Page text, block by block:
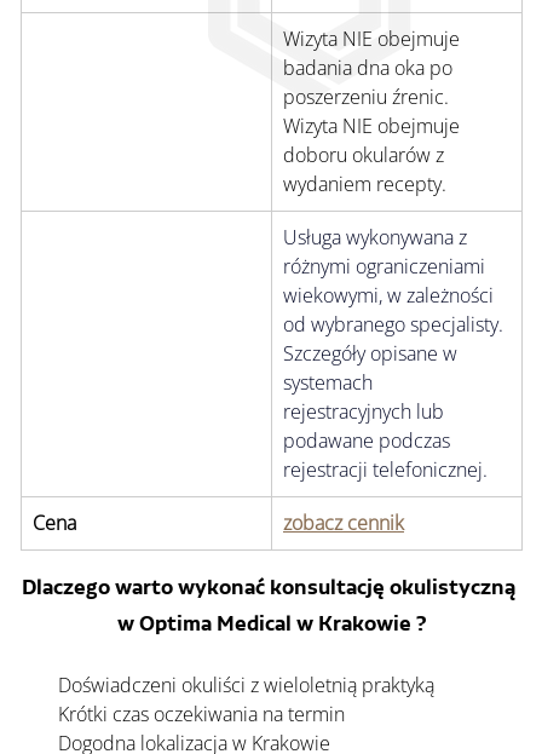
Wizyta NIE obejmuje
badania dna oka po
poszerzeniu źrenic.
Wizyta NIE obejmuje
doboru okularów z
wydaniem recepty.
Usługa wykonywana z
różnymi ograniczeniami
wiekowymi, w zależności
od wybranego specjalisty.
Szczegóły opisane w
systemach
rejestracyjnych lub
podawane podczas
rejestracji telefonicznej.
Cena
zobacz cennik
Dlaczego warto wykonać konsultację okulistyczną
w Optima Medical w Krakowie ?
Doświadczeni okuliści z wieloletnią praktyką
Krótki czas oczekiwania na termin
Dogodna lokalizacja w Krakowie